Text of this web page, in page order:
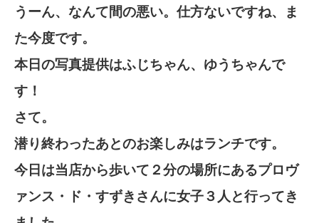
うーん、なんて間の悪い。仕方ないですね、ま
た今度です。
本日の写真提供はふじちゃん、ゆうちゃんで
す！
さて。
潜り終わったあとのお楽しみはランチです。
今日は当店から歩いて２分の場所にあるプロヴ
ァンス・ド・すずきさんに女子３人と行ってき